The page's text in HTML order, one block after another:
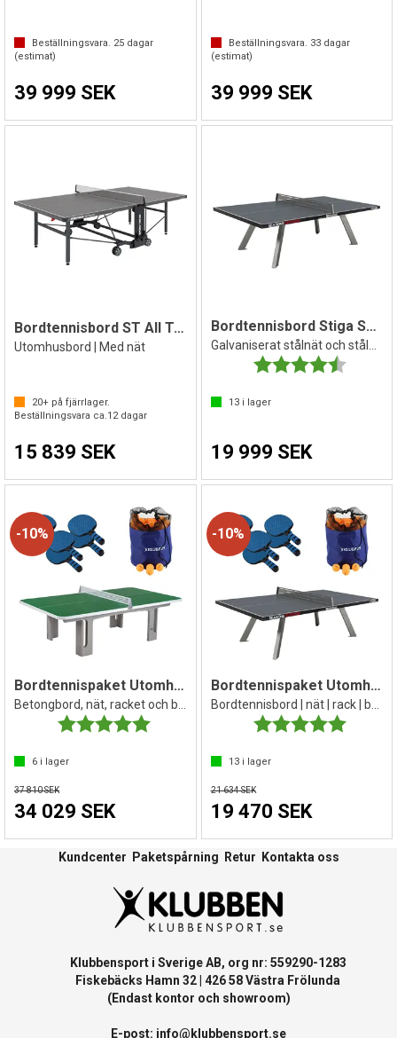
Beställningsvara. 25 dagar
(estimat)
39 999 SEK
Beställningsvara. 33dagar
(estimat)
39 999 SEK
Bordtennisbord ST All Terrain
Utomhusbord | Med nät
20+ på fjärrlager.
Beställningsvara ca.12dagar
15 839 SEK
Bordtennisbord Stiga Seasons Outdoor
Galvaniserat stålnät och stålben
Betyg:
13i lager
19 999 SEK
10%
Bordtennispaket Utomhus
Betyg:
5.0 utav 5 stjärnor
6 i lager
37 810 SEK
34 029 SEK
10%
Bordtennispaket Utomhusbord Stiga
Betyg:
13i lager
21 634 SEK
19 470 SEK
Kundcenter Paketspårning Retur Kontakta oss
Klubbensport i Sverige AB, org nr: 559290-1283
Fiskebäcks Hamn 32 | 426 58 Västra Frölunda
(Endast kontor och showroom)
E-post: info@klubbensport.se